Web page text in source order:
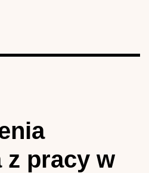
z pracy w